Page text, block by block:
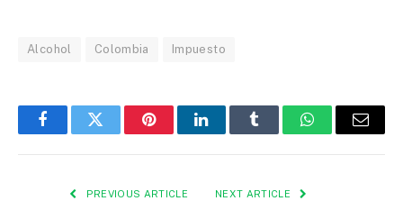
Alcohol Colombia Impuesto
FacebookTwitter PinterestLinkedInTumblr WhatsAppEmail
PREVIOUS ARTICLE NEXT ARTICLE